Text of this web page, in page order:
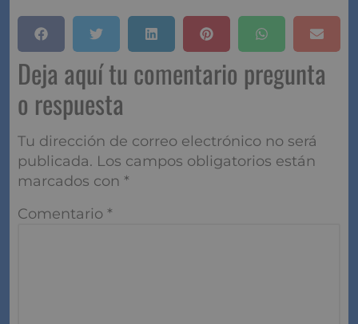
Deja aquí tu comentario
pregunta o respuesta
Tu dirección de correo electrónico no será
publicada. Los campos obligatorios están
marcados con